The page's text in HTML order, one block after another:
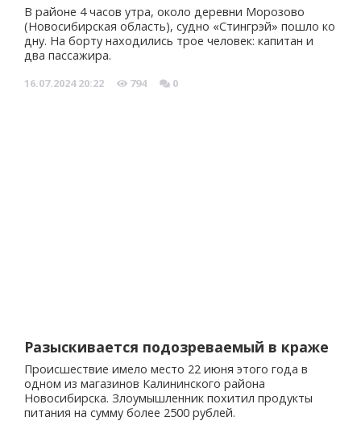
В районе 4 часов утра, около деревни Морозово
(Новосибирская область), судно «Стингрэй» пошло ко
дну. На борту находились трое человек: капитан и
два пассажира.
16.07.2024 20:22 794 0
Разыскивается подозреваемый в краже
Происшествие имело место 22 июня этого года в
одном из магазинов Калининского района
Новосибирска. Злоумышленник похитил продукты
питания на сумму более 2500 рублей.